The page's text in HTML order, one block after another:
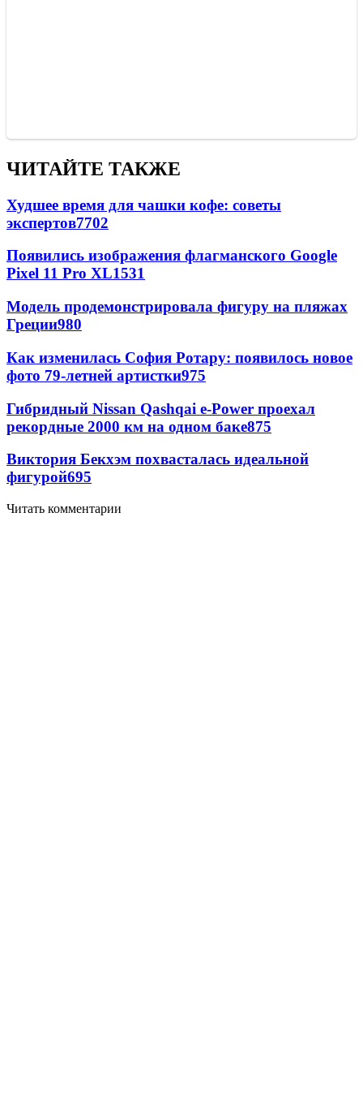
ЧИТАЙТЕ ТАКЖЕ
Худшее время для чашки кофе: советы
экспертов7702
Появились изображения флагманского Google
Pixel 11 Pro XL1531
Модель продемонстрировала фигуру на пляжах
Греции980
Как изменилась София Ротару: появилось новое
фото 79-летней артистки975
Гибридный Nissan Qashqai e-Power проехал
рекордные 2000 км на одном баке875
Виктория Бекхэм похвасталась идеальной
фигурой695
Читать комментарии